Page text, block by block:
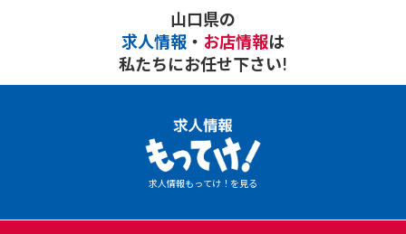
山口県の
求人情報 ・ お店情報は
私たちにお任せ下さい!
求人情報もってけ！を見る